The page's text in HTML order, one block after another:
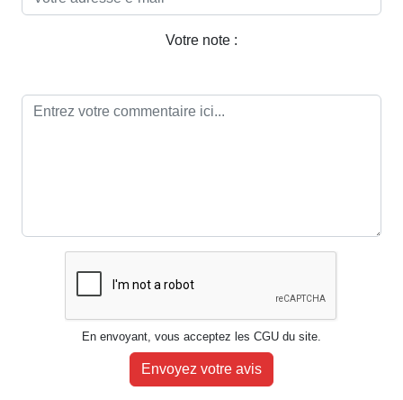
Votre note :
En envoyant, vous acceptez les CGU du site.
Envoyez votre avis